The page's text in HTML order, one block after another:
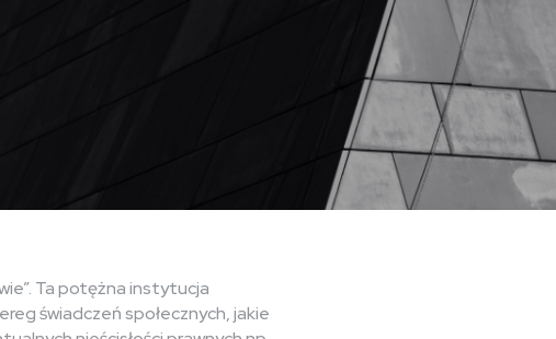
Ta potężna instytucja
świadczeń społecznych, jakie